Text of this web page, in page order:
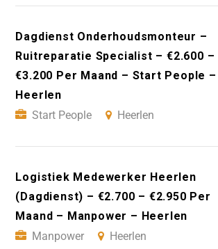
Dagdienst Onderhoudsmonteur –
Ruitreparatie Specialist – €2.600 –
€3.200 Per Maand – Start People –
Heerlen
Start People
Heerlen
Logistiek Medewerker Heerlen
(Dagdienst) – €2.700 – €2.950 Per
Maand – Manpower – Heerlen
Manpower
Heerlen